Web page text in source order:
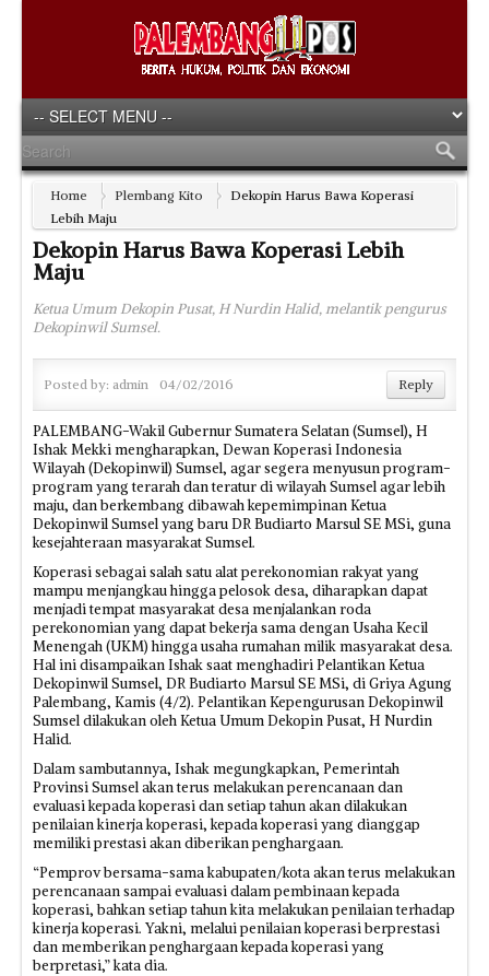
Home Plembang Kito
Dekopin Harus Bawa Koperasi
Lebih Maju
Dekopin Harus Bawa Koperasi Lebih
Maju
Ketua Umum Dekopin Pusat, H Nurdin Halid, melantik pengurus
Dekopinwil Sumsel.
Posted by: admin 04/02/2016 Reply
PALEMBANG-Wakil Gubernur Sumatera Selatan (Sumsel), H
Ishak Mekki mengharapkan, Dewan Koperasi Indonesia
Wilayah (Dekopinwil) Sumsel, agar segera menyusun program-
program yang terarah dan teratur di wilayah Sumsel agar lebih
maju, dan berkembang dibawah kepemimpinan Ketua
Dekopinwil Sumsel yang baru DR Budiarto Marsul SE MSi, guna
kesejahteraan masyarakat Sumsel.
Koperasi sebagai salah satu alat perekonomian rakyat yang
mampu menjangkau hingga pelosok desa, diharapkan dapat
menjadi tempat masyarakat desa menjalankan roda
perekonomian yang dapat bekerja sama dengan Usaha Kecil
Menengah (UKM) hingga usaha rumahan milik masyarakat desa.
Hal ini disampaikan Ishak saat menghadiri Pelantikan Ketua
Dekopinwil Sumsel, DR Budiarto Marsul SE MSi, di Griya Agung
Palembang, Kamis (4/2). Pelantikan Kepengurusan Dekopinwil
Sumsel dilakukan oleh Ketua Umum Dekopin Pusat, H Nurdin
Halid.
Dalam sambutannya, Ishak megungkapkan, Pemerintah
Provinsi Sumsel akan terus melakukan perencanaan dan
evaluasi kepada koperasi dan setiap tahun akan dilakukan
penilaian kinerja koperasi, kepada koperasi yang dianggap
memiliki prestasi akan diberikan penghargaan.
“Pemprov bersama-sama kabupaten/kota akan terus melakukan
perencanaan sampai evaluasi dalam pembinaan kepada
koperasi, bahkan setiap tahun kita melakukan penilaian terhadap
kinerja koperasi. Yakni, melalui penilaian koperasi berprestasi
dan memberikan penghargaan kepada koperasi yang
berpretasi,” kata dia.